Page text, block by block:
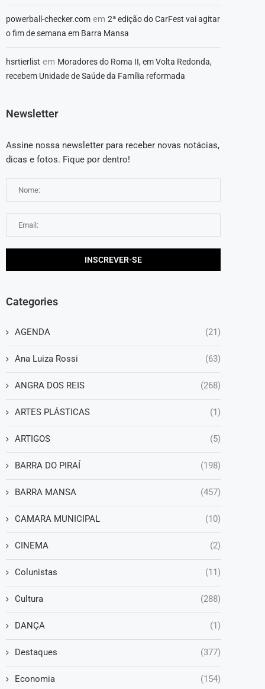
powerball-checker.com em 2ª edição do CarFest vai agitar
o fim de semana em Barra Mansa
hsrtierlist em Moradores do Roma II, em Volta Redonda,
recebem Unidade de Saúde da Família reformada
Newsletter
Assine nossa newsletter para receber novas notácias,
dicas e fotos. Fique por dentro!
Categories
AGENDA (21)
Ana Luiza Rossi (63)
ANGRA DOS REIS (268)
ARTES PLÁSTICAS (1)
ARTIGOS (5)
BARRA DO PIRAÍ (198)
BARRA MANSA (457)
CAMARA MUNICIPAL (10)
CINEMA (2)
Colunistas (11)
Cultura (288)
DANÇA (1)
Destaques (377)
Economia (154)